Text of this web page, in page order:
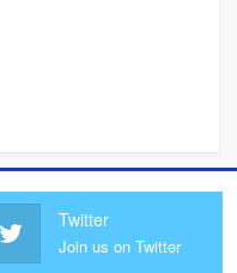
Twitter
Join us on Twitter